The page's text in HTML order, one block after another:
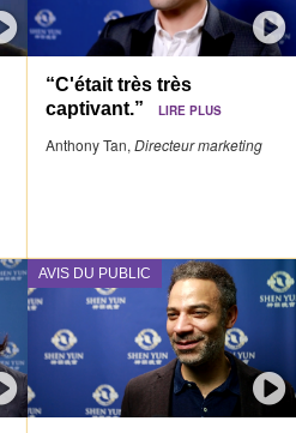
“C'était très très
captivant.”LIRE PLUS
Anthony Tan,Directeur marketing
AVIS DU PUBLIC